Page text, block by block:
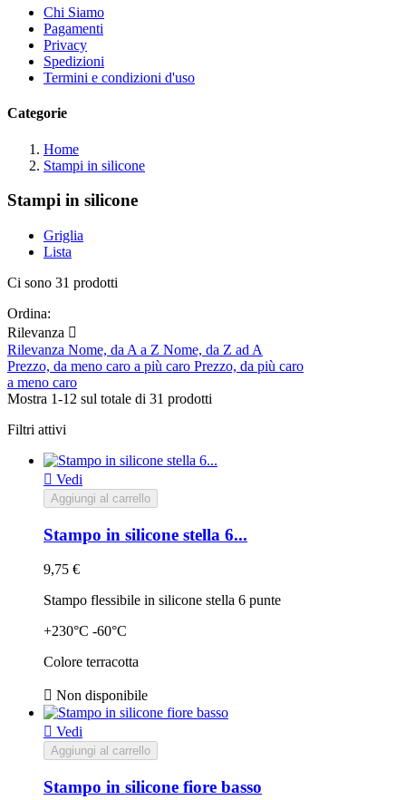
Chi Siamo
Pagamenti
Privacy
Spedizioni
Termini e condizioni d'uso
Categorie
Home
Stampi in silicone
Stampi in silicone
Griglia
Lista
Ci sono 31 prodotti
Ordina:
Rilevanza 
Rilevanza Nome, da A a Z Nome, da Z ad A
Prezzo, da meno caro a più caro Prezzo, da più caro
a meno caro
Mostra 1-12 sul totale di 31 prodotti
Filtri attivi
 Vedi
Aggiungi al carrello
Stampo in silicone stella 6...
9,75 €
Stampo flessibile in silicone stella 6 punte
+230°C -60°C
Colore terracotta
 Non disponibile
 Vedi
Aggiungi al carrello
Stampo in silicone fiore basso